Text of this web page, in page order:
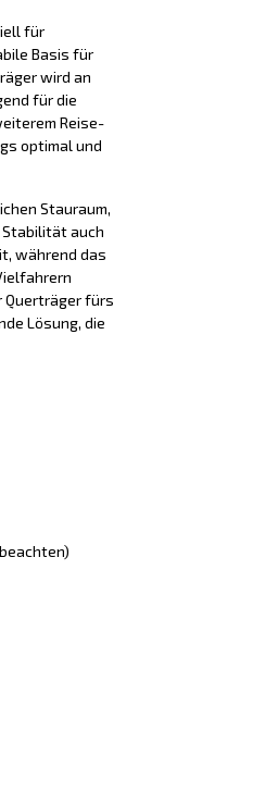
für
Basis für
wird an
für die
Reise-
optimal und
Stauraum,
Stabilität auch
während das
Querträger fürs
Lösung, die